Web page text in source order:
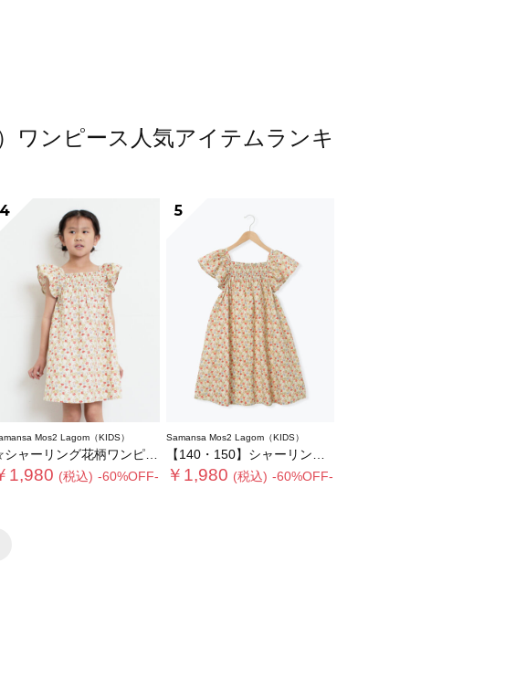
ワンピース人気アイテムランキ
4
Mos2 Lagom（KIDS）
ャーリング花柄ワンピース
1,980 (税込) -60%OFF-
5
Samansa Mos2 Lagom（KIDS）
【140・150】シャーリング花柄ワンピース
￥1,980 (税込) -60%OFF-